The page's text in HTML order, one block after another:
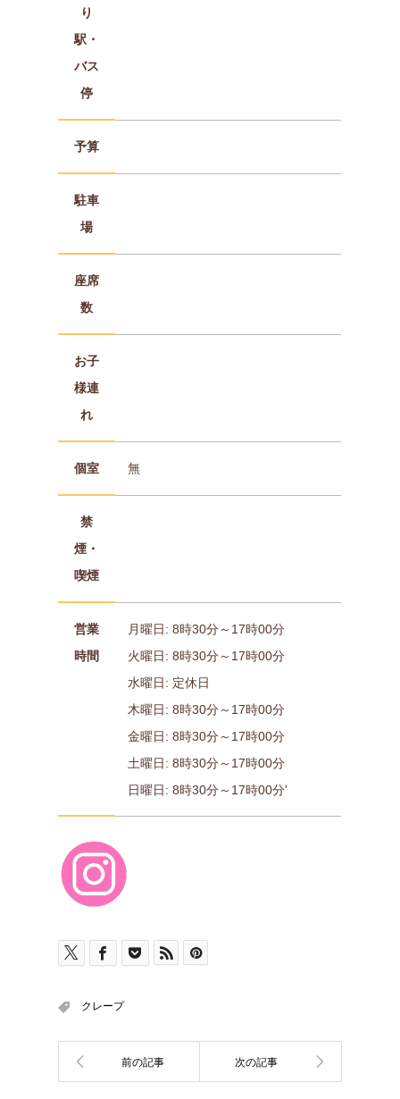
り
駅・
バス
停
予算
駐車
場
座席
数
お子
様連
れ
個室 無
禁
煙・
喫煙
営業
時間
月曜日: 8時30分～17時00分
火曜日: 8時30分～17時00分
水曜日: 定休日
木曜日: 8時30分～17時00分
金曜日: 8時30分～17時00分
土曜日: 8時30分～17時00分
日曜日: 8時30分～17時00分'
クレープ